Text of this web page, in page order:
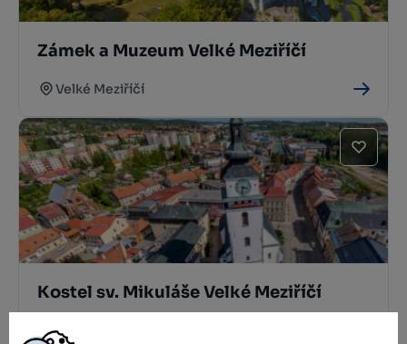
Zámek a Muzeum Velké Meziříčí
Velké Meziříčí
Kostel sv. Mikuláše Velké Meziříčí
Velké Meziříčí